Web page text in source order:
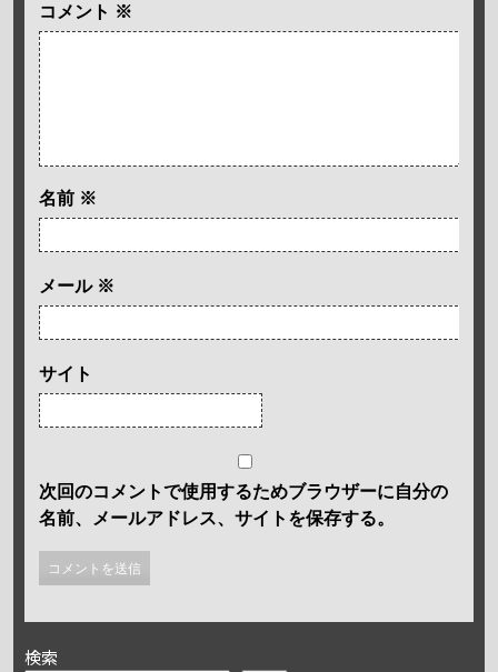
コメント ※
名前 ※
メール ※
サイト
次回のコメントで使用するためブラウザーに自分の
名前、メールアドレス、サイトを保存する。
検索